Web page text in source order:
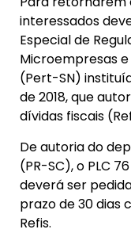
interessados
Especial de
Microempresas
(Pert-SN)
de 2018, que
dívidas fiscais
De autoria do
(PR-SC), o PLC
deverá ser
prazo de 30 dias
Refis.